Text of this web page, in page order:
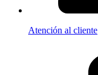
Atención al cliente